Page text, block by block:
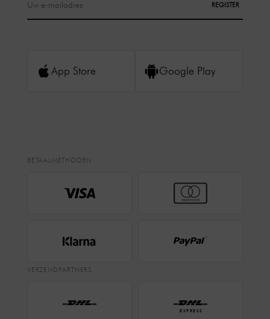
REGISTER
App Store Google Play
BETAALMETHODEN
VERZENDPARTNERS
EXPRESS